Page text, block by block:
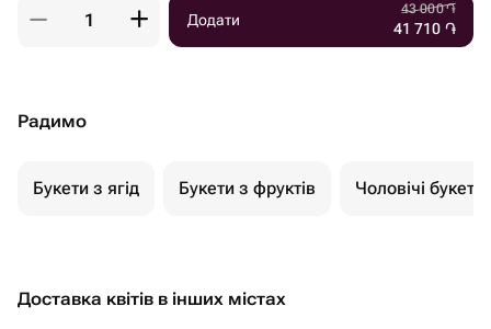
Додати
43 000֏
41 710 ֏
Радимо
Букети з ягід Букети з фруктів Чоловічі букети
Доставка квітів в інших містах